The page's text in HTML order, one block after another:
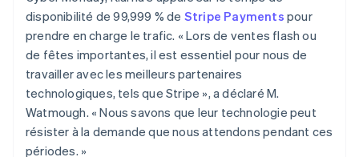
disponibilité de 99,999 % de Stripe Payments pour
prendre en charge le trafic. « Lors de ventes flash ou
de fêtes importantes, il est essentiel pour nous de
travailler avec les meilleurs partenaires
technologiques, tels que Stripe », a déclaré M.
Watmough. « Nous savons que leur technologie peut
résister à la demande que nous attendons pendant ces
périodes. »